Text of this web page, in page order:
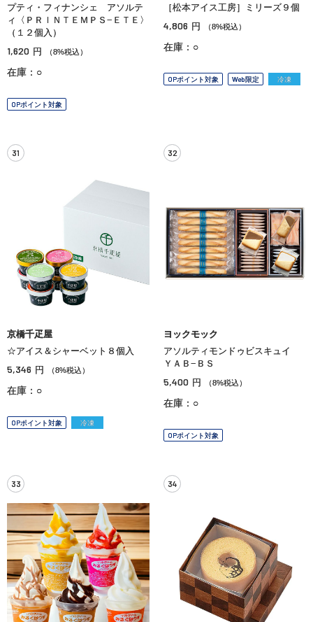
プティ・フィナンシェ アソルテ
ィ〈ＰＲＩＮＴＥＭＰＳ−ＥＴＥ〉
（１２個入）
1,620 円 （8%税込）
在庫：○
OPポイント対象
［松本アイス工房］ミリーズ９個
4,806 円 （8%税込）
在庫：○
OPポイント対象 Web限定 冷凍
31
京橋千疋屋
☆アイス＆シャーベット８個入
5,346 円 （8%税込）
在庫：○
OPポイント対象 冷凍
32
ヨックモック
アソルティモンドゥビスキュイ
ＹＡＢ−ＢＳ
5,400 円 （8%税込）
在庫：○
OPポイント対象
33 34